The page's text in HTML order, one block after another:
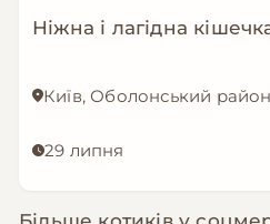
Київ, Оболонський район
29 липня